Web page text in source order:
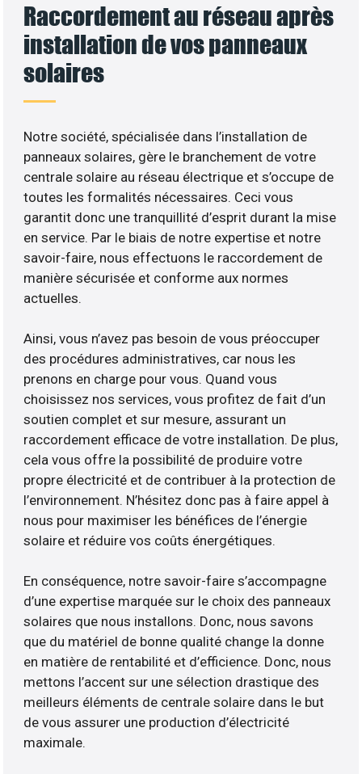
Raccordement au réseau après
installation de vos panneaux
solaires
Notre société, spécialisée dans l’installation de
panneaux solaires, gère le branchement de votre
centrale solaire au réseau électrique et s’occupe de
toutes les formalités nécessaires. Ceci vous
garantit donc une tranquillité d’esprit durant la mise
en service. Par le biais de notre expertise et notre
savoir-faire, nous effectuons le raccordement de
manière sécurisée et conforme aux normes
actuelles.
Ainsi, vous n’avez pas besoin de vous préoccuper
des procédures administratives, car nous les
prenons en charge pour vous. Quand vous
choisissez nos services, vous profitez de fait d’un
soutien complet et sur mesure, assurant un
raccordement efficace de votre installation. De plus,
cela vous offre la possibilité de produire votre
propre électricité et de contribuer à la protection de
l’environnement. N’hésitez donc pas à faire appel à
nous pour maximiser les bénéfices de l’énergie
solaire et réduire vos coûts énergétiques.
En conséquence, notre savoir-faire s’accompagne
d’une expertise marquée sur le choix des panneaux
solaires que nous installons. Donc, nous savons
que du matériel de bonne qualité change la donne
en matière de rentabilité et d’efficience. Donc, nous
mettons l’accent sur une sélection drastique des
meilleurs éléments de centrale solaire dans le but
de vous assurer une production d’électricité
maximale.